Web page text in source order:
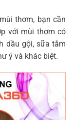
thơm, bạn cần
với mùi thơm có
dầu gội, sữa tắm
ý và khác biệt.